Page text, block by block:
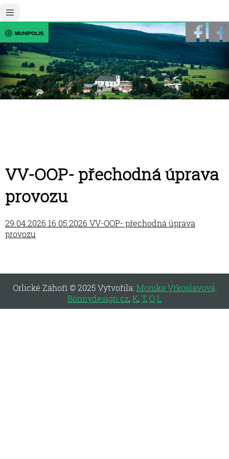
VV-OOP- přechodná úprava
provozu
29.04.2026 16.05.2026 VV-OOP- přechodná úprava
provozu
Orlické Záhoří © 2025 Vytvořila: Monika Vrkoslavová,
Bonnydesign.cz,K,T, OL